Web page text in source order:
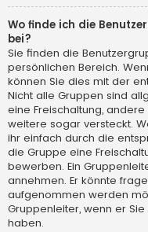
Wo finde ich die
bei?
Sie finden die
persönlichen Bereich.
können Sie dies mit der
Nicht alle Gruppen sind
eine Freischaltung,
weitere sogar versteckt.
ihr einfach durch die
die Gruppe eine
bewerben. Ein
annehmen. Er könnte
aufgenommen werden
Gruppenleiter, wenn er
haben.